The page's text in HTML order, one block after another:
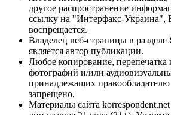
другое распространение
ссылку на "Интерфакс-Украина",
воспрещается.
Владелец веб-страницы в
является автор публикации.
Любое копирование, перепечатка
фотографий и/или
принадлежащих правообладателю
запрещено.
Материалы сайта